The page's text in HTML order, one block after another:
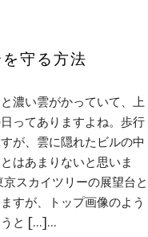
守る方法
濃い雲がかっていて、上
ってありますよね。歩行
が、雲に隠れたビルの中
はあまりないと思いま
スカイツリーの展望台と
すが、トップ画像のよう
うと […]…